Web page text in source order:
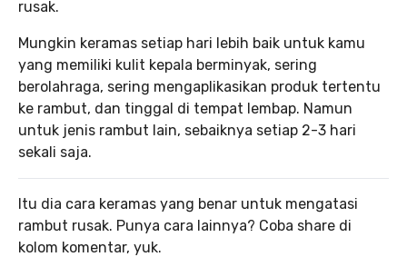
rusak.
Mungkin keramas setiap hari lebih baik untuk kamu
yang memiliki kulit kepala berminyak, sering
berolahraga, sering mengaplikasikan produk tertentu
ke rambut, dan tinggal di tempat lembap. Namun
untuk jenis rambut lain, sebaiknya setiap 2-3 hari
sekali saja.
Itu dia cara keramas yang benar untuk mengatasi
rambut rusak. Punya cara lainnya? Coba share di
kolom komentar, yuk.